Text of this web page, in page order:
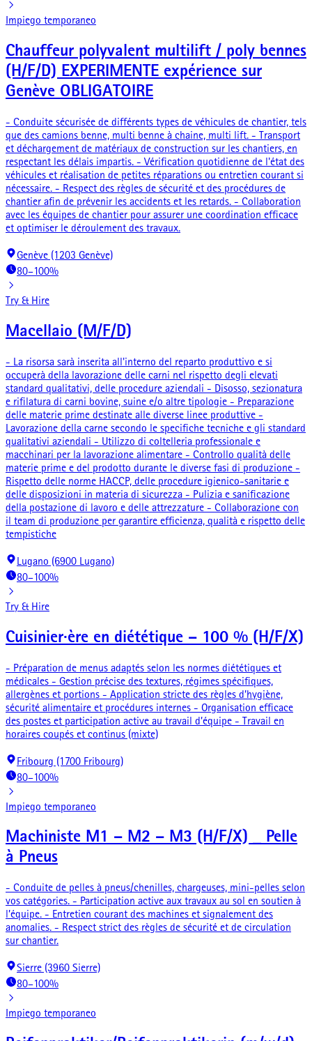
Impiego temporaneo
Chauffeur polyvalent multilift / poly bennes
(H/F/D) EXPERIMENTE expérience sur
Genève OBLIGATOIRE
- Conduite sécurisée de différents types de véhicules de chantier, tels
que des camions benne, multi benne à chaine, multi lift. - Transport
et déchargement de matériaux de construction sur les chantiers, en
respectant les délais impartis. - Vérification quotidienne de l'état des
véhicules et réalisation de petites réparations ou entretien courant si
nécessaire. - Respect des règles de sécurité et des procédures de
chantier afin de prévenir les accidents et les retards. - Collaboration
avec les équipes de chantier pour assurer une coordination efficace
et optimiser le déroulement des travaux.
Genève (1203 Genève)
80–100%
Try & Hire
Macellaio (M/F/D)
- La risorsa sarà inserita all'interno del reparto produttivo e si
occuperà della lavorazione delle carni nel rispetto degli elevati
standard qualitativi, delle procedure aziendali - Disosso, sezionatura
e rifilatura di carni bovine, suine e/o altre tipologie - Preparazione
delle materie prime destinate alle diverse linee produttive -
Lavorazione della carne secondo le specifiche tecniche e gli standard
qualitativi aziendali - Utilizzo di coltelleria professionale e
macchinari per la lavorazione alimentare - Controllo qualità delle
materie prime e del prodotto durante le diverse fasi di produzione -
Rispetto delle norme HACCP, delle procedure igienico-sanitarie e
delle disposizioni in materia di sicurezza - Pulizia e sanificazione
della postazione di lavoro e delle attrezzature - Collaborazione con
il team di produzione per garantire efficienza, qualità e rispetto delle
tempistiche
Lugano (6900 Lugano)
80–100%
Try & Hire
Cuisinier·ère en diététique – 100 % (H/F/X)
- Préparation de menus adaptés selon les normes diététiques et
médicales - Gestion précise des textures, régimes spécifiques,
allergènes et portions - Application stricte des règles d’hygiène,
sécurité alimentaire et procédures internes - Organisation efficace
des postes et participation active au travail d’équipe - Travail en
horaires coupés et continus (mixte)
Fribourg (1700 Fribourg)
80–100%
Impiego temporaneo
Machiniste M1 – M2 – M3 (H/F/X) _ Pelle
à Pneus
- Conduite de pelles à pneus/chenilles, chargeuses, mini-pelles selon
vos catégories. - Participation active aux travaux au sol en soutien à
l’équipe. - Entretien courant des machines et signalement des
anomalies. - Respect strict des règles de sécurité et de circulation
sur chantier.
Sierre (3960 Sierre)
80–100%
Impiego temporaneo